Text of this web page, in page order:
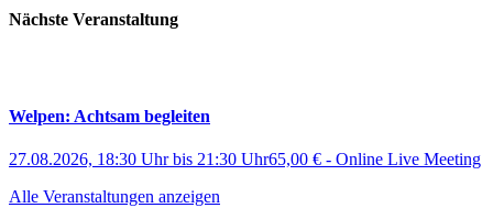
Nächste Veranstaltung
Welpen: Achtsam begleiten
27.08.2026, 18:30 Uhrbis 21:30 Uhr65,00 € - Online Live Meeting
Alle Veranstaltungen anzeigen